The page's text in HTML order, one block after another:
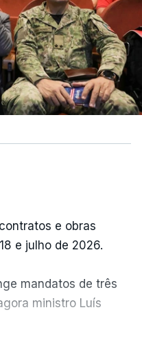
e obras
e julho de 2026.
mandatos de três
ministro Luís